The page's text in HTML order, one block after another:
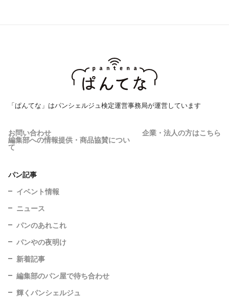
「ぱんてな」はパンシェルジュ検定運営事務局が運営しています
お問い合わせ 企業・法人の方はこちら
編集部への情報提供・商品協賛につい
て
パン記事
イベント情報
ニュース
パンのあれこれ
パンやの夜明け
新着記事
編集部のパン屋で待ち合わせ
輝くパンシェルジュ